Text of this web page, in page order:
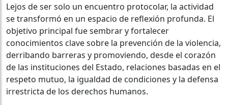
Lejos de ser solo un encuentro protocolar, la actividad
se transformó en un espacio de reflexión profunda. El
objetivo principal fue sembrar y fortalecer
conocimientos clave sobre la prevención de la violencia,
derribando barreras y promoviendo, desde el corazón
de las instituciones del Estado, relaciones basadas en el
respeto mutuo, la igualdad de condiciones y la defensa
irrestricta de los derechos humanos.